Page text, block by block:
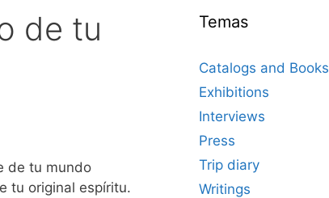
de tu
de tu mundo
tu original espíritu.
Temas
Catalogs and Books
Exhibitions
Interviews
Press
Trip diary
Writings